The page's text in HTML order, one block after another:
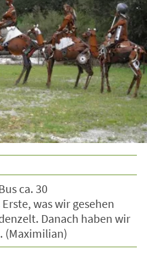
ca. 30
was wir gesehen
Danach haben wir
(Maximilian)